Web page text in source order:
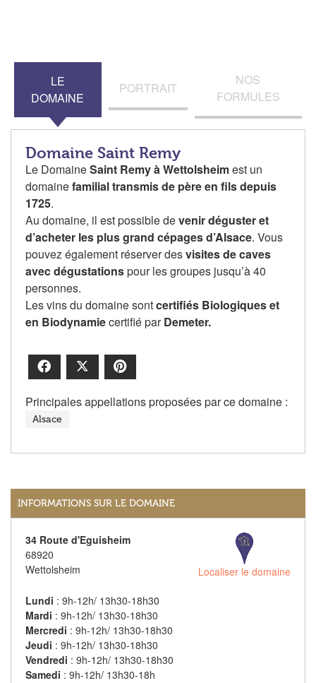
LE
DOMAINE
PORTRAIT
NOS
FORMULES
Domaine Saint Remy
Le DomaineSaint Remy à Wettolsheimest un
domainefamilial transmis de père en fils depuis
1725.
Au domaine, il est possible devenir déguster et
d’acheter les plus grand cépages d’Alsace. Vous
pouvez également réserver desvisites de caves
avec dégustationspour les groupes jusqu’à 40
personnes.
Les vins du domaine sontcertifiés Biologiques et
en Biodynamiecertifié parDemeter.
Facebook
Principales appellations proposées par ce domaine :
Alsace
INFORMATIONS SUR LE DOMAINE
34 Route d'Eguisheim
68920
Wettolsheim
Localiser le domaine
Lundi : 9h-12h/ 13h30-18h30
Mardi : 9h-12h/ 13h30-18h30
Mercredi : 9h-12h/ 13h30-18h30
Jeudi : 9h-12h/ 13h30-18h30
Vendredi : 9h-12h/ 13h30-18h30
Samedi : 9h-12h/ 13h30-18h